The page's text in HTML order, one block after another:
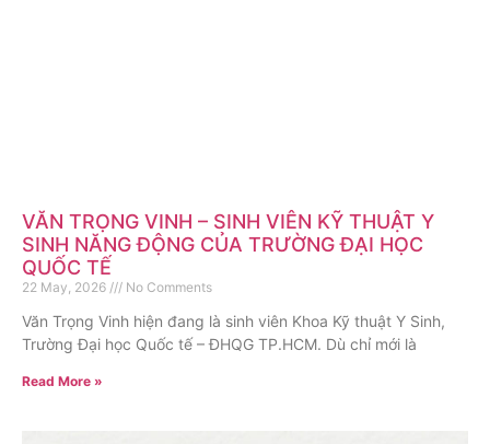
VĂN TRỌNG VINH – SINH VIÊN KỸ THUẬT Y
SINH NĂNG ĐỘNG CỦA TRƯỜNG ĐẠI HỌC
QUỐC TẾ
22 May, 2026 No Comments
Văn Trọng Vinh hiện đang là sinh viên Khoa Kỹ thuật Y Sinh,
Trường Đại học Quốc tế – ĐHQG TP.HCM. Dù chỉ mới là
Read More »